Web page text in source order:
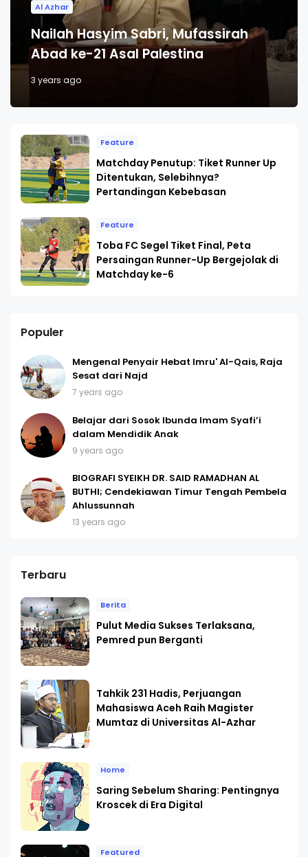
Al Azhar
Nailah Hasyim Sabri, Mufassirah
Abad ke-21 Asal Palestina
3 years ago
Feature
Matchday Penutup: Tiket Runner Up
Ditentukan, Selebihnya?
Pertandingan Kebebasan
Feature
Toba FC Segel Tiket Final, Peta
Persaingan Runner-Up Bergejolak di
Matchday ke-6
Populer
Mengenal Penyair Hebat Imru' Al-Qais, Raja
Sesat dari Najd
7 years ago
Belajar dari Sosok Ibunda Imam Syafi’i
dalam Mendidik Anak
9 years ago
BIOGRAFI SYEIKH DR. SAID RAMADHAN AL
BUTHI; Cendekiawan Timur Tengah Pembela
Ahlussunnah
13 years ago
Terbaru
Berita
Pulut Media Sukses Terlaksana,
Pemred pun Berganti
Tahkik 231 Hadis, Perjuangan
Mahasiswa Aceh Raih Magister
Mumtaz di Universitas Al-Azhar
Home
Saring Sebelum Sharing: Pentingnya
Kroscek di Era Digital
Featured